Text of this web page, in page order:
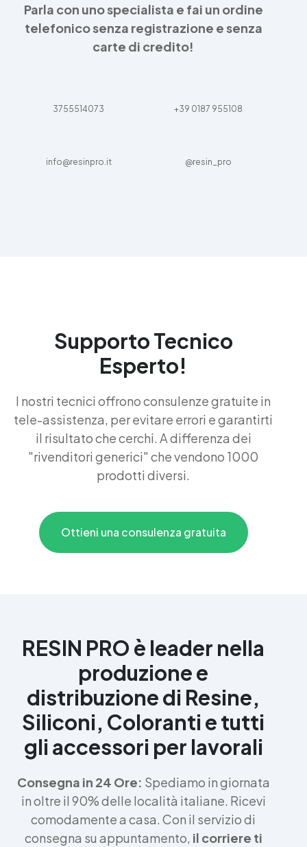
Parla con uno specialista e fai un ordine
telefonico senza registrazione e senza
carte di credito!
3755514073 +39 0187 955108
info@resinpro.it @resin_pro
Supporto Tecnico
Esperto!
I nostri tecnici offrono consulenze gratuite in
tele-assistenza, per evitare errori e garantirti
il risultato che cerchi. A differenza dei
"rivenditori generici" che vendono 1000
prodotti diversi.
Ottieni una consulenza gratuita
RESIN PRO è leader nella
produzione e
distribuzione di Resine,
Siliconi, Coloranti e tutti
gli accessori per lavorali
Consegna in 24 Ore: Spediamo in giornata
in oltre il 90% delle località italiane. Ricevi
comodamente a casa. Con il servizio di
consegna su appuntamento, il corriere ti